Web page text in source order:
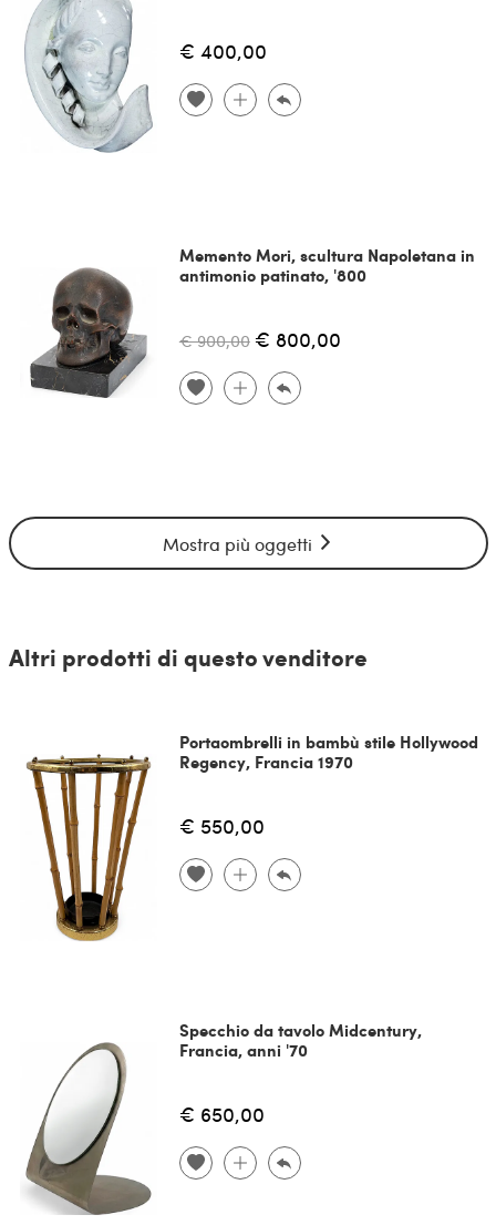
€ 400,00
Memento Mori, scultura Napoletana in
antimonio patinato, '800
€ 900,00 € 800,00
Mostra più oggetti
Altri prodotti di questo venditore
Portaombrelli in bambù stile Hollywood
Regency, Francia 1970
€ 550,00
Specchio da tavolo Midcentury,
Francia, anni '70
€ 650,00